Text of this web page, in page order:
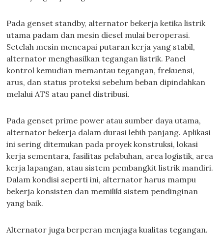
Pada genset standby, alternator bekerja ketika listrik
utama padam dan mesin diesel mulai beroperasi.
Setelah mesin mencapai putaran kerja yang stabil,
alternator menghasilkan tegangan listrik. Panel
kontrol kemudian memantau tegangan, frekuensi,
arus, dan status proteksi sebelum beban dipindahkan
melalui ATS atau panel distribusi.
Pada genset prime power atau sumber daya utama,
alternator bekerja dalam durasi lebih panjang. Aplikasi
ini sering ditemukan pada proyek konstruksi, lokasi
kerja sementara, fasilitas pelabuhan, area logistik, area
kerja lapangan, atau sistem pembangkit listrik mandiri.
Dalam kondisi seperti ini, alternator harus mampu
bekerja konsisten dan memiliki sistem pendinginan
yang baik.
Alternator juga berperan menjaga kualitas tegangan.